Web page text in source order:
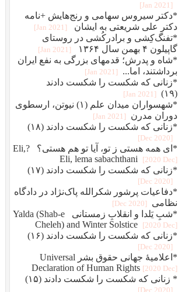
[2021 Jan]
*دکتر سیروس سهامی و رنج‌هایش +نامه
دکتر علی شریعتی به ایشان
[2021 Jan]
*تفنگ‌کِشی و برادرکُشی در روستای
گاپیلون ۴ بهمن سال ۱۳۶۴
[2021 Jan]
*شاه و پدرش؛ قدمهای بزرگی به نفع ایران
برداشتند، اما...
[2021 Jan]
*زنانی که شکست را شکست دادند
(۱۹)
[2021 Jan]
*شهسواران میدان علم (۱) نیوتن، ارسطوی
دوران مدرن
[2021 Jan]
*زنانی که شکست را شکست دادند (۱۸)
[2020 Dec]
*ای همه هستی ز تو، آیا تو هم هستی؟ ?Eli,
Eli, lema sabachthani
[2020 Dec]
*زنانی که شکست را شکست دادند (۱۷)
[2020 Dec]
*دفاعيات پرشور شکرالله پاک‌نژاد در دادگاه
نظامی
[2020 Dec]
*شبِ یَلدا و انقلابِ زمستانی Yalda (Shab-e
Cheleh) and Winter Solstice
[2020 Dec]
*زنانی که شکست را شکست دادند (۱۶)
[2020 Dec]
*اعلامیهٔ جهانی حقوق بشر Universal
Declaration of Human Rights [2020 Dec]
* زنانی که شکست را شکست دادند (۱۵)
[2020 Dec]